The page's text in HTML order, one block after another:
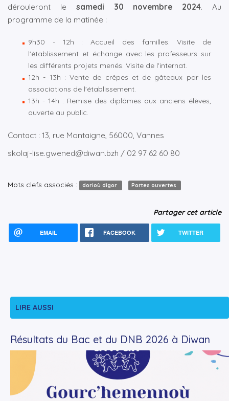
dérouleront le samedi 30 novembre 2024. Au
programme de la matinée :
9h30 - 12h : Accueil des familles. Visite de
l'établissement et échange avec les professeurs sur
les différents projets menés. Visite de l'internat.
12h - 13h : Vente de crêpes et de gâteaux par les
associations de l'établissement.
13h - 14h : Remise des diplômes aux anciens élèves,
ouverte au public.
Contact : 13, rue Montaigne, 56000, Vannes
skolaj-lise.gwened@diwan.bzh / 02 97 62 60 80
Mots clefs associés : dorioù digor Portes ouvertes
Partager cet article
EMAIL FACEBOOK TWITTER
LIRE AUSSI
Résultats du Bac et du DNB 2026 à Diwan
+Lire la suite